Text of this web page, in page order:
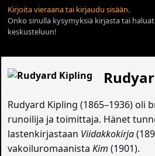
Kirjoita vieraana tai kirjaudu sisään.
Onko sinulla kysymyksiä kirjasta tai
keskusteluun!
Rudyard Kipling (1865–1936) oli
runoilija ja toimittaja. Hänet
lastenkirjastaan Viidakkokirja
vakoiluromaanistaKim (1901).